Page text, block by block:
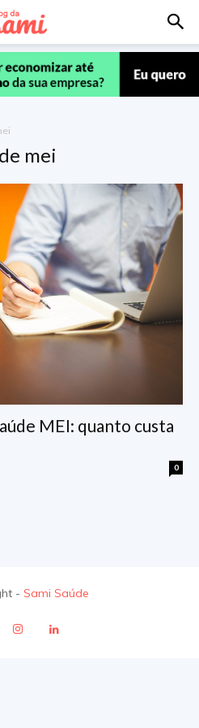
mei
MEI: quanto custa
0
- Sami Saúde